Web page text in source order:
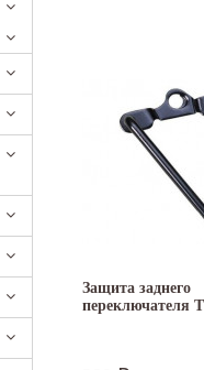
Защита заднего
переключателя